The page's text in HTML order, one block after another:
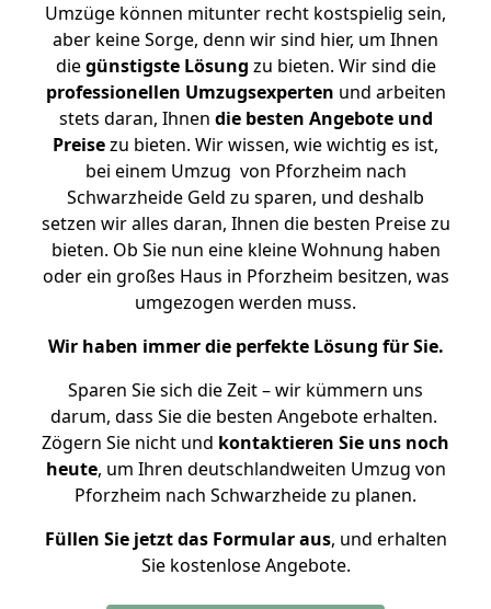
Umzüge können mitunter recht kostspielig sein,
aber keine Sorge, denn wir sind hier, um Ihnen
diegünstigste Lösung zu bieten. Wir sind die
professionellen Umzugsexperten und arbeiten
stets daran, Ihnen die besten Angebote und
Preisezu bieten. Wir wissen, wie wichtig es ist,
bei einem Umzug von Pforzheim nach
Schwarzheide Geld zu sparen, und deshalb
setzen wir alles daran, Ihnen die besten Preise zu
bieten. Ob Sie nun eine kleine Wohnung haben
oder ein großes Haus in Pforzheim besitzen, was
umgezogen werden muss.
Wir haben immer die perfekte Lösung für Sie.
Sparen Sie sich die Zeit – wir kümmern uns
darum, dass Sie die besten Angebote erhalten.
Zögern Sie nicht und kontaktieren Sie uns noch
heute, um Ihren deutschlandweiten Umzug von
Pforzheim nach Schwarzheide zu planen.
Füllen Sie jetzt das Formular aus, und erhalten
Sie kostenlose Angebote.